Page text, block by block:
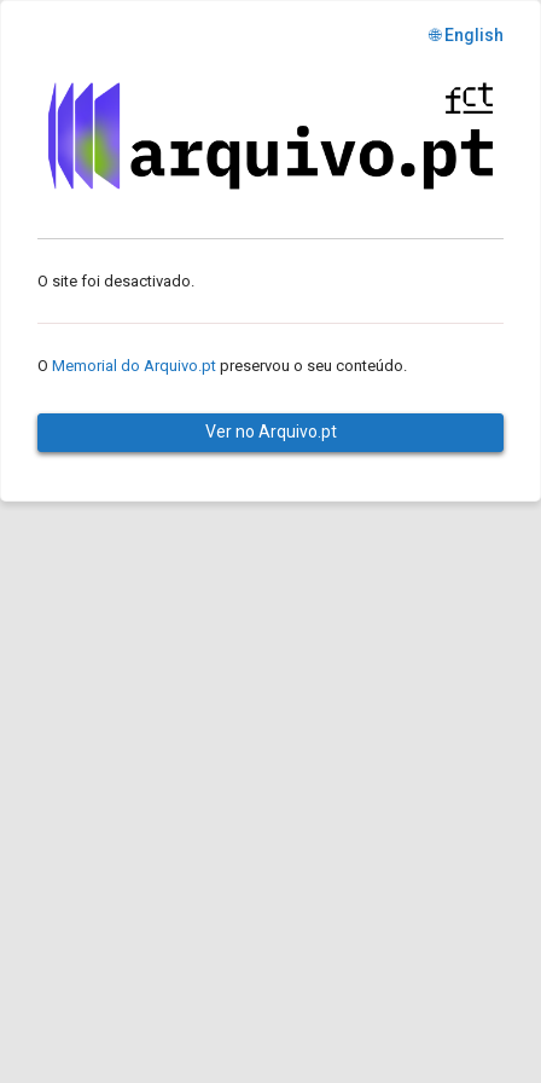
🌐 English
O site foi desactivado.
O Memorial do Arquivo.pt preservou o seu conteúdo.
Ver no Arquivo.pt